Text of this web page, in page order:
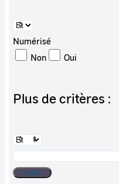
Numérisé
Non
Oui
Plus de critères :